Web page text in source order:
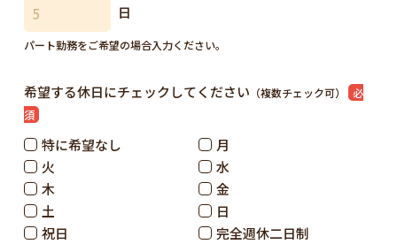
日
パート勤務をご希望の場合入力ください。
希望する休日にチェックしてください （複数チェック可）
必
須
特に希望なし
月
火
水
木
金
土
日
祝日
完全週休二日制